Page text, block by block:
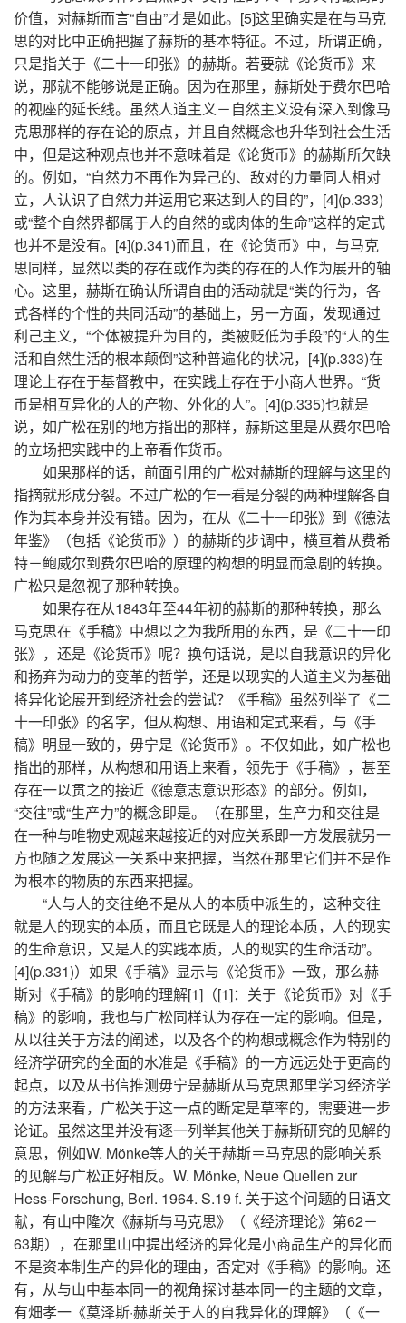
价值，对赫斯而言“自由”才是如此。[5]这里确实是在与马克
思的对比中正确把握了赫斯的基本特征。不过，所谓正确，
只是指关于《二十一印张》的赫斯。若要就《论货币》来
说，那就不能够说是正确。因为在那里，赫斯处于费尔巴哈
的视座的延长线。虽然人道主义－自然主义没有深入到像马
克思那样的存在论的原点，并且自然概念也升华到社会生活
中，但是这种观点也并不意味着是《论货币》的赫斯所欠缺
的。例如，“自然力不再作为异己的、敌对的力量同人相对
立，人认识了自然力并运用它来达到人的目的”，[4](p.333)
或“整个自然界都属于人的自然的或肉体的生命”这样的定式
也并不是没有。[4](p.341)而且，在《论货币》中，与马克
思同样，显然以类的存在或作为类的存在的人作为展开的轴
心。这里，赫斯在确认所谓自由的活动就是“类的行为，各
式各样的个性的共同活动”的基础上，另一方面，发现通过
利己主义，“个体被提升为目的，类被贬低为手段”的“人的生
活和自然生活的根本颠倒”这种普遍化的状况，[4](p.333)在
理论上存在于基督教中，在实践上存在于小商人世界。“货
币是相互异化的人的产物、外化的人”。[4](p.335)也就是
说，如广松在别的地方指出的那样，赫斯这里是从费尔巴哈
的立场把实践中的上帝看作货币。
如果那样的话，前面引用的广松对赫斯的理解与这里的
指摘就形成分裂。不过广松的乍一看是分裂的两种理解各自
作为其本身并没有错。因为，在从《二十一印张》到《德法
年鉴》（包括《论货币》）的赫斯的步调中，横亘着从费希
特－鲍威尔到费尔巴哈的原理的构想的明显而急剧的转换。
广松只是忽视了那种转换。
如果存在从1843年至44年初的赫斯的那种转换，那么
马克思在《手稿》中想以之为我所用的东西，是《二十一印
张》，还是《论货币》呢？换句话说，是以自我意识的异化
和扬弃为动力的变革的哲学，还是以现实的人道主义为基础
将异化论展开到经济社会的尝试？《手稿》虽然列举了《二
十一印张》的名字，但从构想、用语和定式来看，与《手
稿》明显一致的，毋宁是《论货币》。不仅如此，如广松也
指出的那样，从构想和用语上来看，领先于《手稿》，甚至
存在一以贯之的接近《德意志意识形态》的部分。例如，
“交往”或“生产力”的概念即是。（在那里，生产力和交往是
在一种与唯物史观越来越接近的对应关系即一方发展就另一
方也随之发展这一关系中来把握，当然在那里它们并不是作
为根本的物质的东西来把握。
“人与人的交往绝不是从人的本质中派生的，这种交往
就是人的现实的本质，而且它既是人的理论本质，人的现实
的生命意识，又是人的实践本质，人的现实的生命活动”。
[4](p.331)）如果《手稿》显示与《论货币》一致，那么赫
斯对《手稿》的影响的理解[1]（[1]：关于《论货币》对《手
稿》的影响，我也与广松同样认为存在一定的影响。但是，
从以往关于方法的阐述，以及各个的构想或概念作为特别的
经济学研究的全面的水准是《手稿》的一方远远处于更高的
起点，以及从书信推测毋宁是赫斯从马克思那里学习经济学
的方法来看，广松关于这一点的断定是草率的，需要进一步
论证。虽然这里并没有逐一列举其他关于赫斯研究的见解的
意思，例如W. Mönke等人的关于赫斯＝马克思的影响关系
的见解与广松正好相反。W. Mönke, Neue Quellen zur
Hess-Forschung, Berl. 1964. S.19 f. 关于这个问题的日语文
献，有山中隆次《赫斯与马克思》（《经济理论》第62－
63期），在那里山中提出经济的异化是小商品生产的异化而
不是资本制生产的异化的理由，否定对《手稿》的影响。还
有，从与山中基本同一的视角探讨基本同一的主题的文章，
有畑孝一《莫泽斯·赫斯关于人的自我异化的理解》（《一